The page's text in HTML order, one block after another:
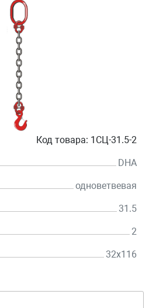
Код товара: 1СЦ-31.5-2
DHA
одноветвевая
31.5
2
32х116